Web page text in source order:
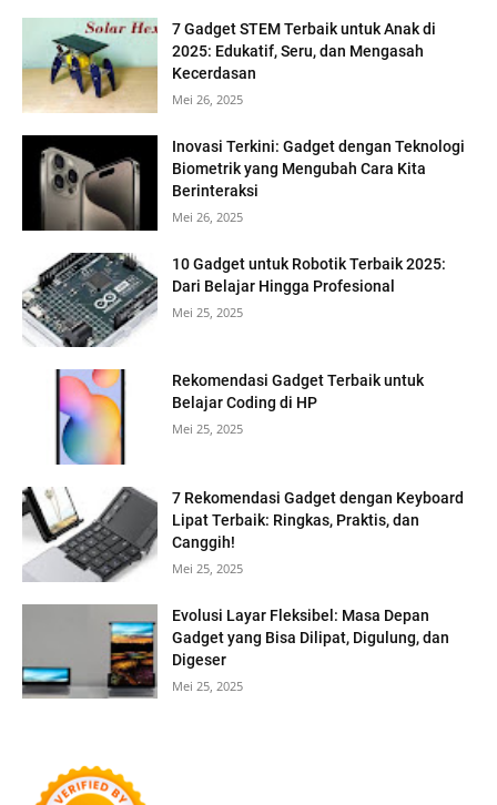
7 Gadget STEM Terbaik untuk Anak di
2025: Edukatif, Seru, dan Mengasah
Kecerdasan
Mei 26, 2025
Inovasi Terkini: Gadget dengan Teknologi
Biometrik yang Mengubah Cara Kita
Berinteraksi
Mei 26, 2025
10 Gadget untuk Robotik Terbaik 2025:
Dari Belajar Hingga Profesional
Mei 25, 2025
Rekomendasi Gadget Terbaik untuk
Belajar Coding di HP
Mei 25, 2025
7 Rekomendasi Gadget dengan Keyboard
Lipat Terbaik: Ringkas, Praktis, dan
Canggih!
Mei 25, 2025
Evolusi Layar Fleksibel: Masa Depan
Gadget yang Bisa Dilipat, Digulung, dan
Digeser
Mei 25, 2025